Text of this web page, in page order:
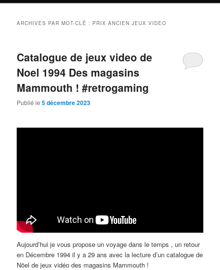
ARCHIVES PAR MOT-CLÉ : PRIX ANCIEN JEUX VIDEO
Catalogue de jeux video de
Noel 1994 Des magasins
Mammouth ! #retrogaming
Publié le5 décembre 2023
Aujourd’hui je vous propose un voyage dans le temps , un retour
en Décembre 1994 il y a 29 ans avec la lecture d’un catalogue de
Nöel de jeux vidéo des magasins Mammouth !